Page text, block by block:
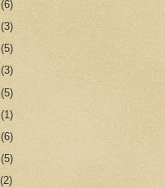
(6)
(3)
(5)
(3)
(5)
(1)
(6)
(5)
(2)